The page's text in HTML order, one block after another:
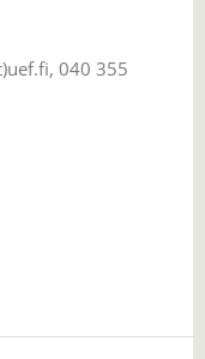
040 355